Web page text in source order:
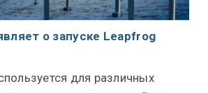
о запуске Leapfrog
для различных